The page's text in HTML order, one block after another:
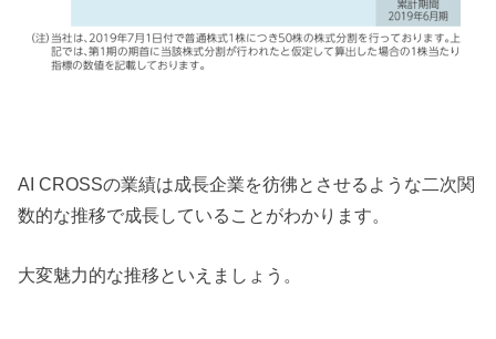
AI CROSSの業績は成長企業を彷彿とさせるような二次関
数的な推移で成長していることがわかります。
大変魅力的な推移といえましょう。